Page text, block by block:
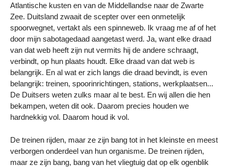
Atlantische kusten en van de Middellandse naar de Zwarte
Zee. Duitsland zwaait de scepter over een onmetelijk
spoorwegnet, vertakt als een spinneweb. Ik vraag me af of het
door mijn sabotagedaad aangetast werd. Ja, want elke draad
van dat web heeft zijn nut vermits hij de andere schraagt,
verbindt, op hun plaats houdt. Elke draad van dat web is
belangrijk. En al wat er zich langs die draad bevindt, is even
belangrijk: treinen, spoorinrichtingen, stations, werkplaatsen...
De Duitsers weten zulks maar al te best. En wij allen die hen
bekampen, weten dit ook. Daarom precies houden we
hardnekkig vol. Daarom houd ik vol.
De treinen rijden, maar ze zijn bang tot in het kleinste en meest
verborgen onderdeel van hun organisme. De treinen rijden,
maar ze zijn bang, bang van het vliegtuig dat op elk ogenblik